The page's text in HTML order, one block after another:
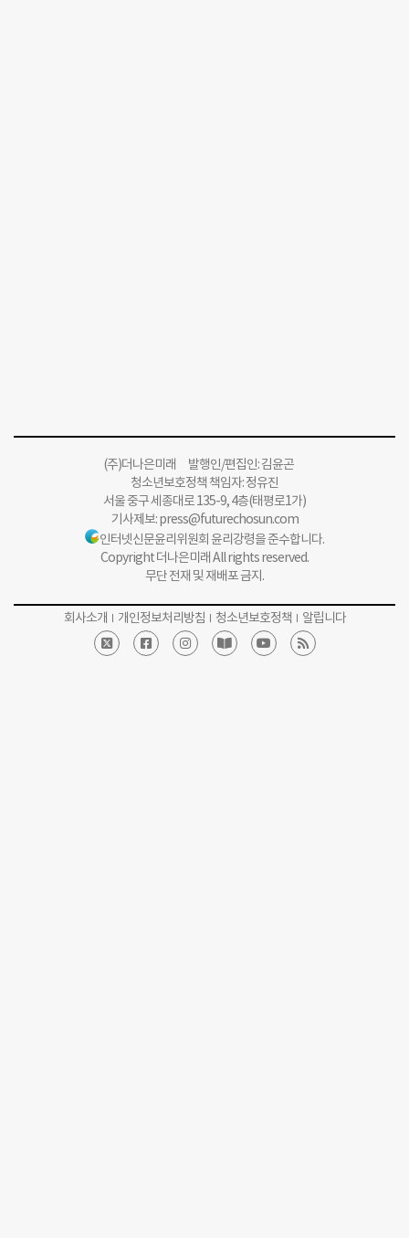
(주)더나은미래 발행인/편집인: 김윤곤
청소년보호정책 책임자: 정유진
서울 중구 세종대로 135-9, 4층(태평로1가)
기사제보:press@futurechosun.com
인터넷신문윤리위원회 윤리강령을 준수합니다.
Copyright 더나은미래 All rights reserved.
무단 전재 및 재배포 금지.
회사소개 개인정보처리방침 청소년보호정책 알립니다